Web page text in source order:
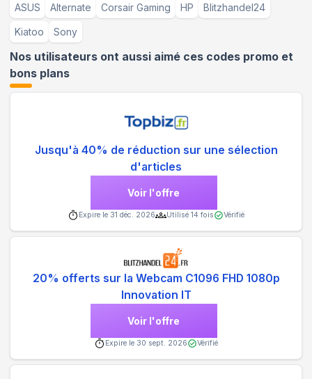
ASUS Alternate Corsair Gaming HP Blitzhandel24
Kiatoo Sony
Nos utilisateurs ont aussi aimé ces codes promo et
bons plans
Jusqu'à 40% de réduction sur une sélection
d'articles
Voir l'offre
Expire le 31 déc. 2026 Utilisé 14 fois Vérifié
20% offerts sur la Webcam C1096 FHD 1080p
Innovation IT
Voir l'offre
Expire le 30 sept. 2026 Vérifié